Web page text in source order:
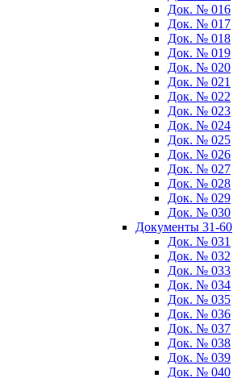
Док. № 016
Док. № 017
Док. № 018
Док. № 019
Док. № 020
Док. № 021
Док. № 022
Док. № 023
Док. № 024
Док. № 025
Док. № 026
Док. № 027
Док. № 028
Док. № 029
Док. № 030
Документы 31-60
Док. № 031
Док. № 032
Док. № 033
Док. № 034
Док. № 035
Док. № 036
Док. № 037
Док. № 038
Док. № 039
Док. № 040